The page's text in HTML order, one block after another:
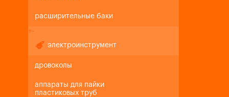
расширительные баки
+-
электроинструмент
дровоколы
аппараты для пайки
пластиковых труб